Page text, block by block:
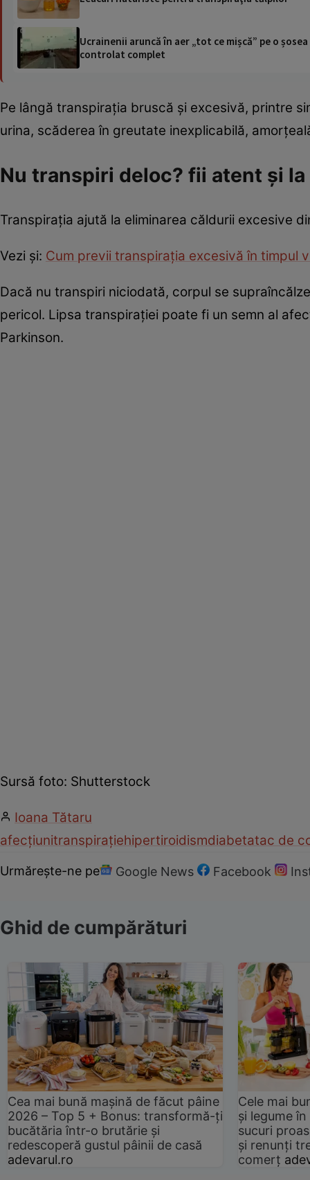
Ucrainenii aruncă în aer „tot ce mișcă” pe o
controlat complet
Pe lângă transpirația bruscă și excesivă, printre
urina, scăderea în greutate inexplicabilă,
Nu transpiri deloc? fii atent și
Transpirația ajută la eliminarea căldurii excesive
Vezi și: Cum previi transpirația excesivă în timpul
Dacă nu transpiri niciodată, corpul se
pericol. Lipsa transpirației poate fi un semn al
Parkinson.
Sursă foto: Shutterstock
Ioana Tătaru
afecțiunitranspirațiehipertiroidismdiabetatac de
Urmărește-ne pe Google News Facebook
Ghid de cumpărături
Cea mai bună mașină de făcut pâine
2026 – Top 5 + Bonus: transformă-ți
bucătăria într-o brutărie și
redescoperă gustul pâinii de casă
adevarul.ro
Cele mai
și legume
sucuri
și renunți
comerț